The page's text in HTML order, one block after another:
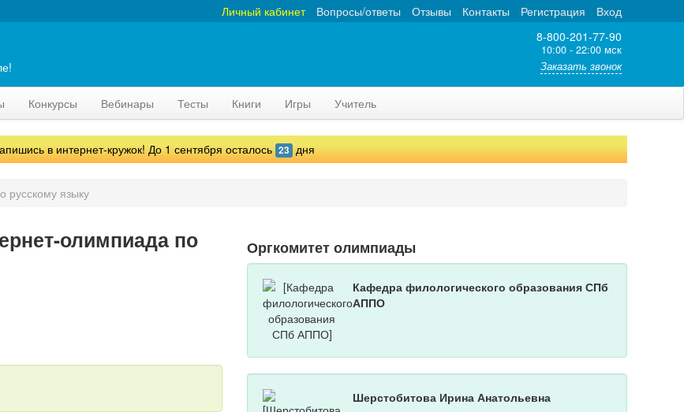
Вход
Регистрация
Контакты
Отзывы
Вопросы/ответы
Личный кабинет
8-800-201-77-90
10:00 - 22:00 мск
Заказать звонок
Конкурсы Вебинары Тесты Книги Игры Учитель
в интернет-кружок! До 1 сентября осталось 23 дня
русскому языку
олимпиада по
Оргкомитет олимпиады
Кафедра филологического образования СПб
АППО
Шерстобитова Ирина Анатольевна